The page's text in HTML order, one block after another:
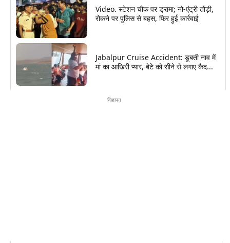
Video. स्टेशन चौक पर ड्रामा; नो-एंट्री तोड़ी,
रोकने पर पुलिस से बहस, फिर हुई कार्रवाई
Jabalpur Cruise Accident: डूबती नाव में
मां का आखिरी प्यार, बेटे को सीने से लगाए कैद...
विज्ञापन